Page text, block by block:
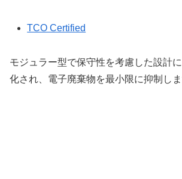
TCO Certified
モジュラー型で保守性を考慮した設計
化され、電子廃棄物を最小限に抑制しま